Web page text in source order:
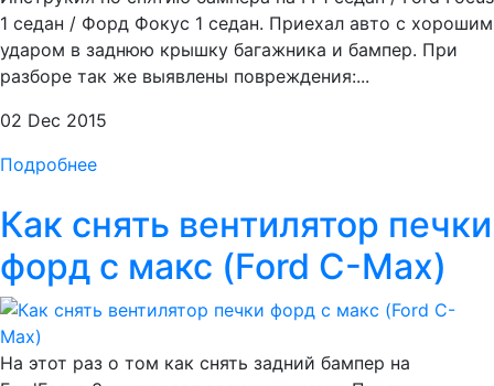
1 седан / Форд Фокус 1 седан. Приехал авто с хорошим
ударом в заднюю крышку багажника и бампер. При
разборе так же выявлены повреждения:...
02 Dec 2015
Подробнее
Как снять вентилятор печки
форд с макс (Ford C-Max)
На этот раз о том как снять задний бампер на